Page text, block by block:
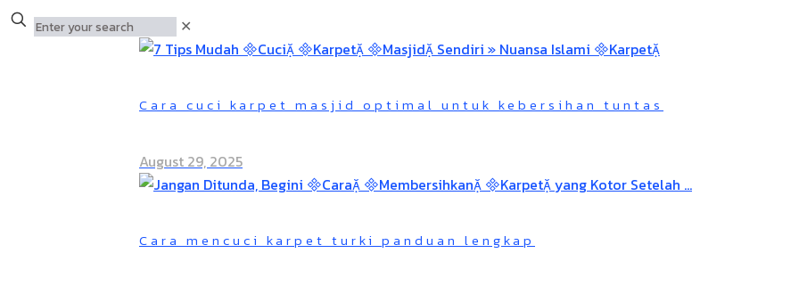
✕
Cara cuci karpet masjid optimal untuk kebersihan tuntas
August 29, 2025
Cara mencuci karpet turki panduan lengkap